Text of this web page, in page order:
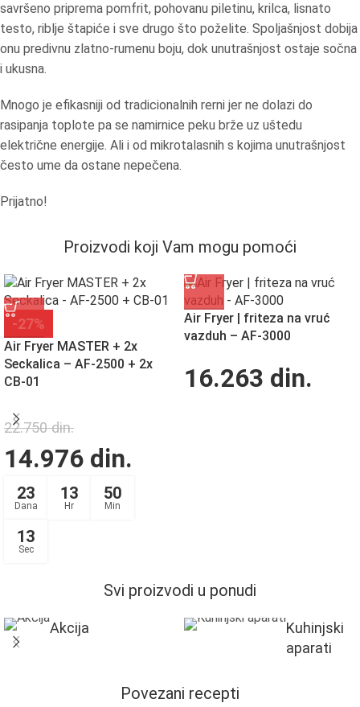
savršeno priprema pomfrit, pohovanu piletinu, krilca, lisnato
testo, riblje štapiće i sve drugo što poželite. Spoljašnjost dobija
onu predivnu zlatno-rumenu boju, dok unutrašnjost ostaje sočna
i ukusna.
Mnogo je efikasniji od tradicionalnih rerni jer ne dolazi do
rasipanja toplote pa se namirnice peku brže uz uštedu
električne energije. Ali i od mikrotalasnih s kojima unutrašnjost
često ume da ostane nepečena.
Prijatno!
Proizvodi koji Vam mogu pomoći
-27%
Air Fryer MASTER + 2x
Seckalica – AF-2500 + 2x
CB-01
22.750din.
14.976 din.
23
Dana
13
Hr
50
Min
13
Sec
Air Fryer | friteza na vruć
vazduh – AF-3000
16.263 din.
Svi proizvodi u ponudi
Akcija
Kuhinjski
aparati
Povezani recepti